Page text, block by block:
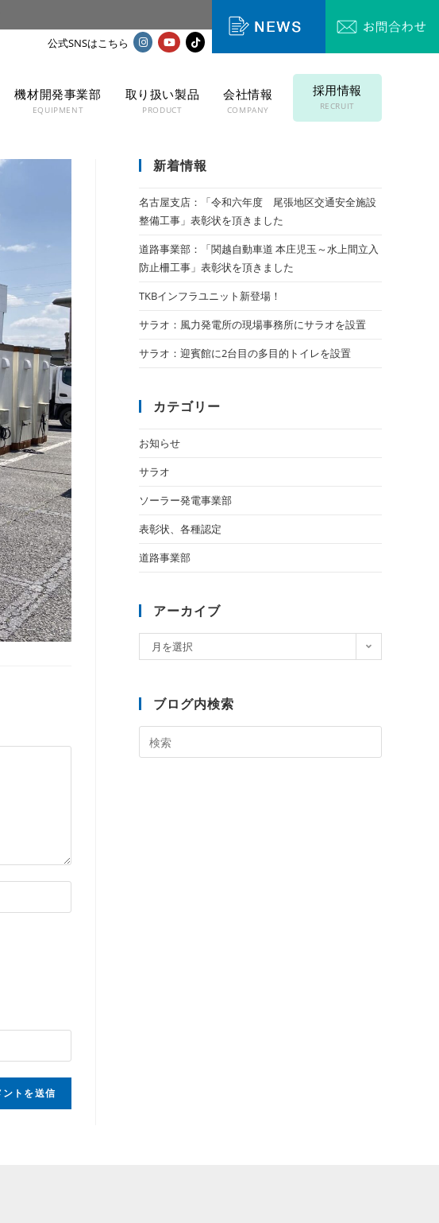
機材開発事業部
EQUIPMENT
取り扱い製品
PRODUCT
会社情報
COMPANY
採用情報
RECRUIT
新着情報
名古屋支店：「令和六年度 尾張地区交通安全施設
整備工事」表彰状を頂きました
道路事業部：「関越自動車道 本庄児玉～水上間立入
防止柵工事」表彰状を頂きました
TKBインフラユニット新登場！
サラオ：風力発電所の現場事務所にサラオを設置
サラオ：迎賓館に2台目の多目的トイレを設置
カテゴリー
お知らせ
サラオ
ソーラー発電事業部
表彰状、各種認定
道路事業部
アーカイブ
月を選択
ブログ内検索